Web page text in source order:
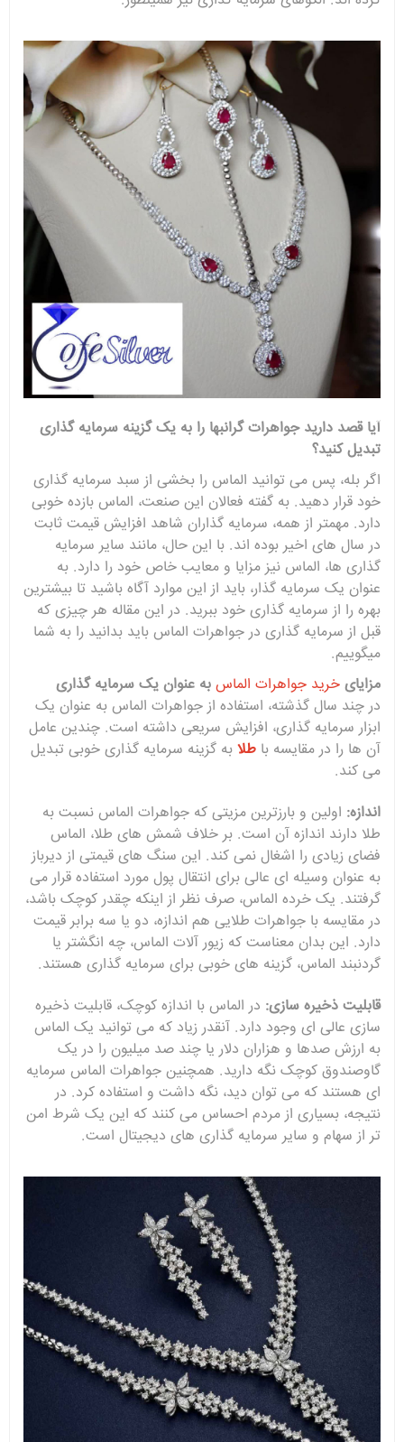
آیا قصد دارید جواهرات گرانبها را به یک گزینه سرمایه گذاری
تبدیل کنید؟
اگر بله، پس می توانید الماس را بخشی از سبد سرمایه گذاری
خود قرار دهید. به گفته فعالان این صنعت، الماس بازده خوبی
دارد. مهمتر از همه، سرمایه گذاران شاهد افزایش قیمت ثابت
در سال های اخیر بوده اند. با این حال، مانند سایر سرمایه
گذاری ها، الماس نیز مزایا و معایب خاص خود را دارد. به
عنوان یک سرمایه گذار، باید از این موارد آگاه باشید تا بیشترین
بهره را از سرمایه گذاری خود ببرید. در این مقاله هر چیزی که
قبل از سرمایه گذاری در جواهرات الماس باید بدانید را به شما
میگوییم.
مزایای خرید جواهرات الماس به عنوان یک سرمایه گذاری
در چند سال گذشته، استفاده از جواهرات الماس به عنوان یک
ابزار سرمایه گذاری، افزایش سریعی داشته است. چندین عامل
آن ها را در مقایسه با طلا به گزینه سرمایه گذاری خوبی تبدیل
می کند.
اندازه: اولین و بارزترین مزیتی که جواهرات الماس نسبت به
طلا دارند اندازه آن است. بر خلاف شمش های طلا، الماس
فضای زیادی را اشغال نمی کند. این سنگ های قیمتی از دیرباز
به عنوان وسیله ای عالی برای انتقال پول مورد استفاده قرار می
گرفتند. یک خرده الماس، صرف نظر از اینکه چقدر کوچک باشد،
در مقایسه با جواهرات طلایی هم اندازه، دو یا سه برابر قیمت
دارد. این بدان معناست که زیور آلات الماس، چه انگشتر یا
گردنبند الماس، گزینه های خوبی برای سرمایه گذاری هستند.
قابلیت ذخیره سازی: در الماس با اندازه کوچک، قابلیت ذخیره
سازی عالی ای وجود دارد. آنقدر زیاد که می توانید یک الماس
به ارزش صدها و هزاران دلار یا چند صد میلیون را در یک
گاوصندوق کوچک نگه دارید. همچنین جواهرات الماس سرمایه
ای هستند که می توان دید، نگه داشت و استفاده کرد. در
نتیجه، بسیاری از مردم احساس می کنند که این یک شرط امن
تر از سهام و سایر سرمایه گذاری های دیجیتال است.